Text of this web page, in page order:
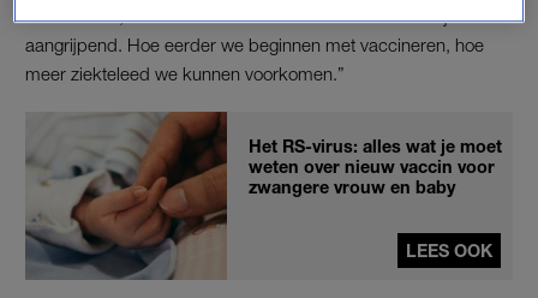
aangrijpend. Hoe eerder we beginnen met vaccineren, hoe
meer ziekteleed we kunnen voorkomen.”
Het RS-virus: alles wat je moet
weten over nieuw vaccin voor
zwangere vrouw en baby
LEES OOK